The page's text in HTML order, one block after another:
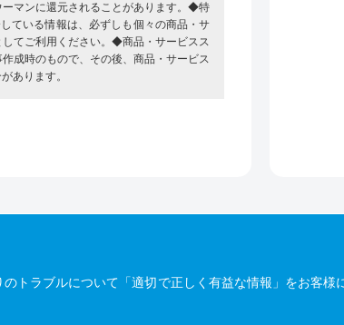
マンに還元されることがあります。◆特
ている情報は、必ずしも個々の商品・サ
てご利用ください。◆商品・サービスス
成時のもので、その後、商品・サービス
あります。
トラブルについて「適切で正しく有益な情報」をお客様